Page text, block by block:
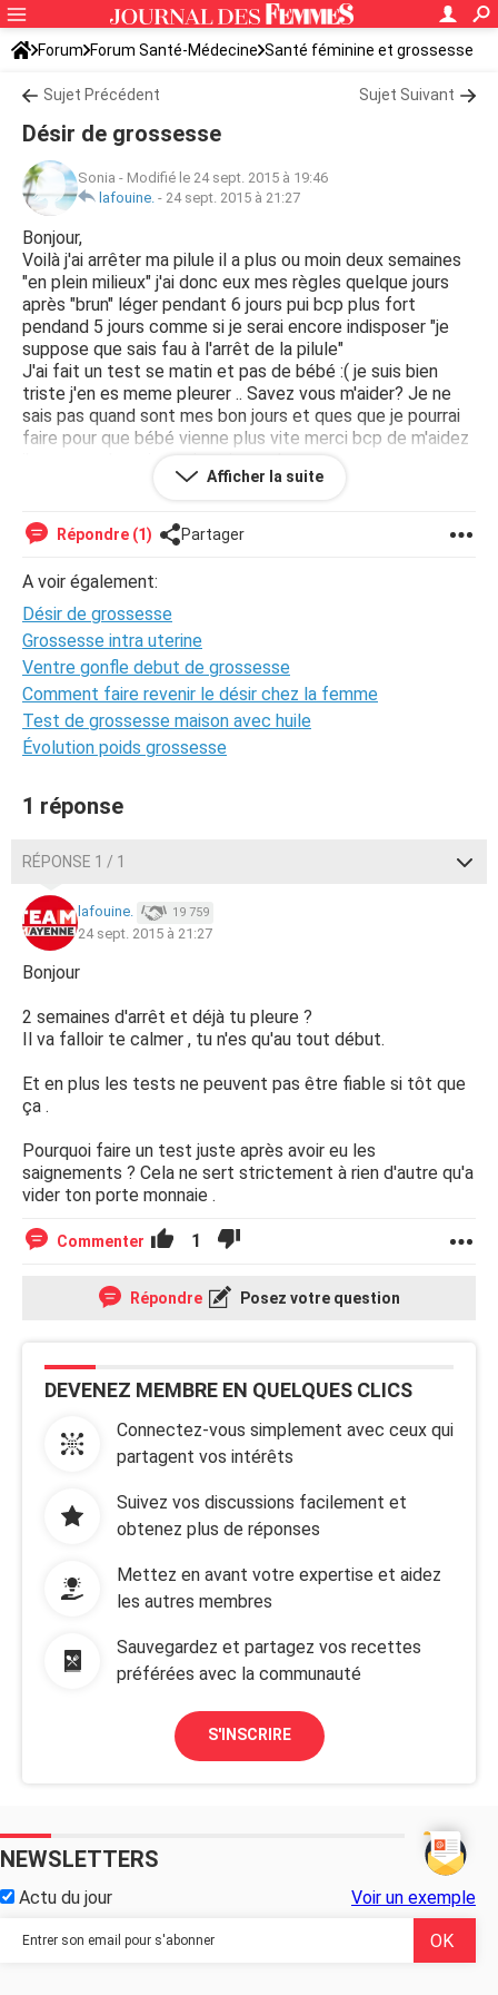
Forum Forum Santé-Médecine Santé féminine et grossesse
Tomber enceinte
Sujet Précédent Sujet Suivant
Désir de grossesse
Sonia - Modifié le 24 sept. 2015 à 19:46
lafouine. - 24 sept. 2015 à 21:27
Bonjour,
Voilà j'ai arrêter ma pilule il a plus ou moin deux semaines
"en plein milieux" j'ai donc eux mes règles quelque jours
après "brun" léger pendant 6 jours pui bcp plus fort
pendand 5 jours comme si je serai encore indisposer "je
suppose que sais fau à l'arrêt de la pilule"
J'ai fait un test se matin et pas de bébé :( je suis bien
triste j'en es meme pleurer .. Savez vous m'aider? Je ne
sais pas quand sont mes bon jours et ques que je pourrai
faire pour que bébé vienne plus vite merci bcp de m'aidez
j'en es vrm besoin car je suis perdue
Comme je n'es pas créé de compte pour faciliter quand
NB : le titre initial "Sonia" n'apportait aucune indication sur
la nature précise de la question. Il a donc été remplacé.
(DCI, modérateur)
Afficher la suite
Répondre (1) Partager
A voir également:
Désir de grossesse
Grossesse intra uterine
Ventre gonfle debut de grossesse
Comment faire revenir le désir chez la femme
Test de grossesse maison avec huile
Évolution poids grossesse
1 réponse
RÉPONSE 1 / 1
lafouine. 19 759
24 sept. 2015 à 21:27
Bonjour
2 semaines d'arrêt et déjà tu pleure ?
Il va falloir te calmer , tu n'es qu'au tout début.
Et en plus les tests ne peuvent pas être fiable si tôt que
ça .
Pourquoi faire un test juste après avoir eu les
saignements ? Cela ne sert strictement à rien d'autre qu'a
vider ton porte monnaie .
Commenter 1
Répondre Posez votre question
DEVENEZ MEMBRE EN QUELQUES CLICS
Connectez-vous simplement avec ceux qui
partagent vos intérêts
Suivez vos discussions facilement et
obtenez plus de réponses
Mettez en avant votre expertise et aidez
les autres membres
Sauvegardez et partagez vos recettes
préférées avec la communauté
S'INSCRIRE
NEWSLETTERS
Actu du jour Voir un exemple